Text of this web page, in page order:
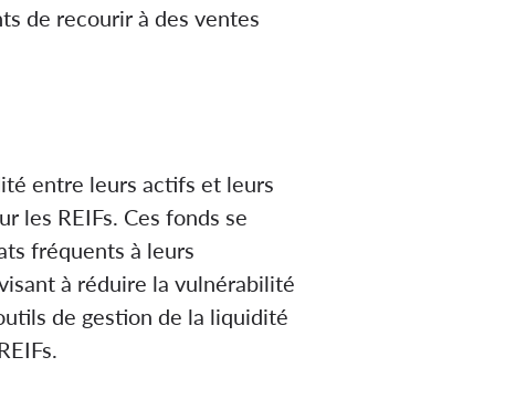
de recourir à des ventes
entre leurs actifs et leurs
les REIFs. Ces fonds se
fréquents à leurs
à réduire la vulnérabilité
de gestion de la liquidité